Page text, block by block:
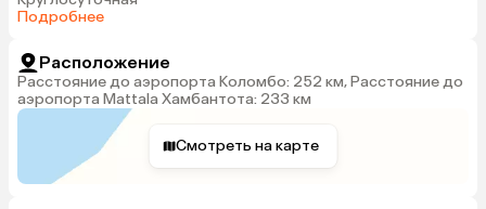
Подробнее
Расположение
Расстояние до аэропорта Коломбо: 252 км, Расстояние до
аэропорта Mattala Хамбантота: 233 км
Смотреть на карте